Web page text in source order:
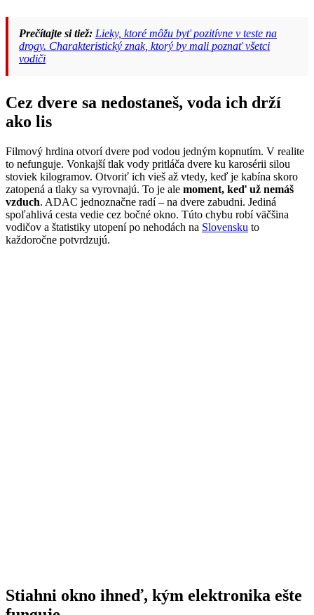
Prečítajte si tiež: Lieky, ktoré môžu byť pozitívne v teste na
drogy. Charakteristický znak, ktorý by mali poznať všetci
vodiči
Cez dvere sa nedostaneš, voda ich drží
ako lis
Filmový hrdina otvorí dvere pod vodou jedným kopnutím. V realite
to nefunguje. Vonkajší tlak vody pritláča dvere ku karosérii silou
stoviek kilogramov. Otvoriť ich vieš až vtedy, keď je kabína skoro
zatopená a tlaky sa vyrovnajú. To je ale moment, keď už nemáš
vzduch. ADAC jednoznačne radí – na dvere zabudni. Jediná
spoľahlivá cesta vedie cez bočné okno. Túto chybu robí väčšina
vodičov a štatistiky utopení po nehodách na Slovensku to
každoročne potvrdzujú.
Stiahni okno ihneď, kým elektronika ešte